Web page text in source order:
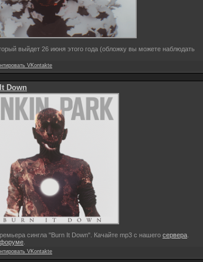
выйдет 26 июня этого года (обложку вы можете наблюдать
VKontakte
Down
сингла "Burn It Down". Качайте mp3 с нашего сервера
форуме
VKontakte